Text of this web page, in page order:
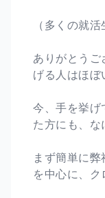
（多くの就活
ありがとう
げる人はほぼ
今、手を挙げ
た方にも、な
まず簡単に
を中心に、